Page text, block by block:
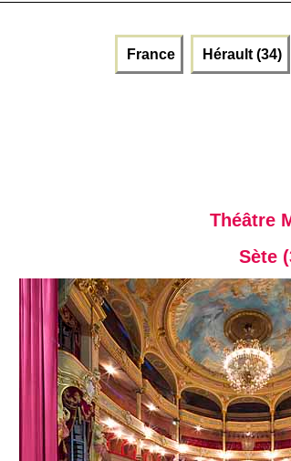
France Hérault (34)
Théâtre
Sète